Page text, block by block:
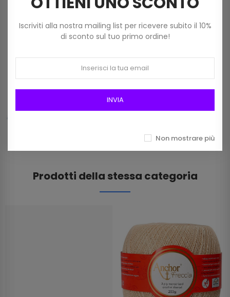
(150 G) Col 211
12,00 €
Prodotti della stessa categoria
Iscriviti alla nostra mailing list per ricevere subito il 10%
di sconto sul tuo primo ordine!
INVIA
Non mostrare più